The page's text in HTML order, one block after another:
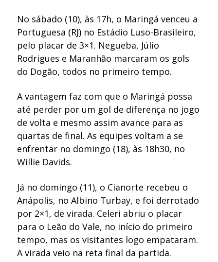
No sábado (10), às 17h, o Maringá venceu a
Portuguesa (RJ) no Estádio Luso-Brasileiro,
pelo placar de 3×1. Negueba, Júlio
Rodrigues e Maranhão marcaram os gols
do Dogão, todos no primeiro tempo.
A vantagem faz com que o Maringá possa
até perder por um gol de diferença no jogo
de volta e mesmo assim avance para as
quartas de final. As equipes voltam a se
enfrentar no domingo (18), às 18h30, no
Willie Davids.
Já no domingo (11), o Cianorte recebeu o
Anápolis, no Albino Turbay, e foi derrotado
por 2×1, de virada. Celeri abriu o placar
para o Leão do Vale, no início do primeiro
tempo, mas os visitantes logo empataram.
A virada veio na reta final da partida.